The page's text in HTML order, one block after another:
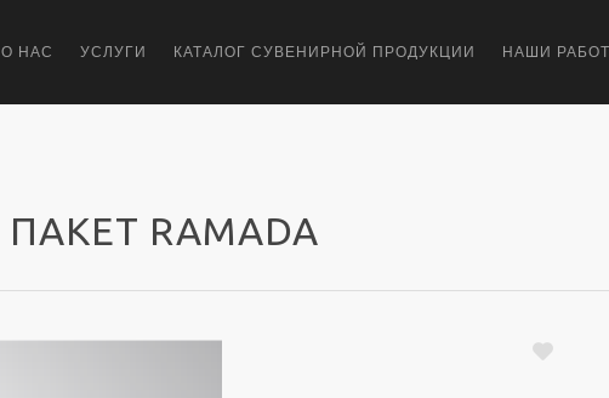
О НАС УСЛУГИ КАТАЛОГ СУВЕНИРНОЙ ПРОДУКЦИИ НАШИ
ПАКЕТ RAMADA